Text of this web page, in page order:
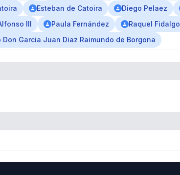
Esteban de Catoira Diego Pelaez
III Paula Fernández Raquel Fidalgo
Garcia Juan Diaz Raimundo de Borgona